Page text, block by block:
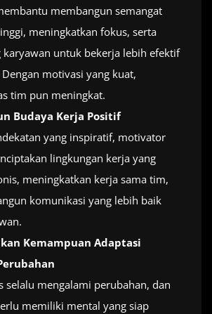
membangun semangat
meningkatkan fokus, serta
karyawan untuk bekerja lebih efektif
motivasi yang kuat,
tim pun meningkat.
Budaya Kerja Positif
yang inspiratif, motivator
lingkungan kerja yang
meningkatkan kerja sama tim,
komunikasi yang lebih baik
Kemampuan Adaptasi
selalu mengalami perubahan, dan
memiliki mental yang siap